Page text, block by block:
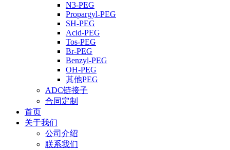
N3-PEG
Propargyl-PEG
SH-PEG
Acid-PEG
Tos-PEG
Br-PEG
Benzyl-PEG
OH-PEG
其他PEG
ADC链接子
合同定制
首页
关于我们
公司介绍
联系我们